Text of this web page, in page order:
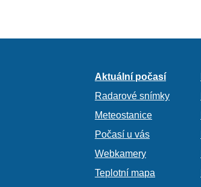
Aktuální počasí
Radarové snímky
Meteostanice
Počasí u vás
Webkamery
Teplotní mapa